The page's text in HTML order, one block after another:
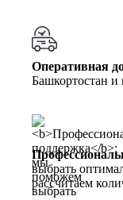
Оперативная
Башкортостан и
выбрать
рассчитаем